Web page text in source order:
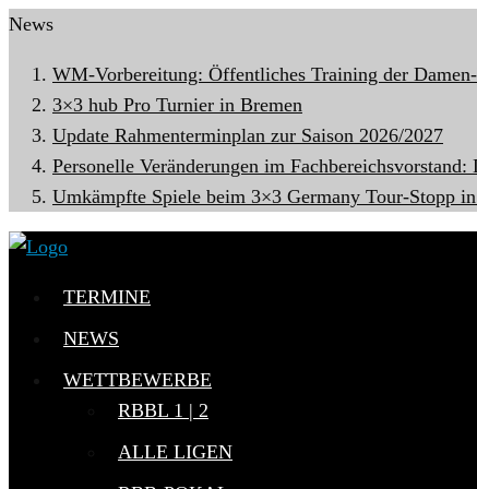
News
WM-Vorbereitung: Öffentliches Training der
3×3 hub Pro Turnier in Bremen
Update Rahmenterminplan zur Saison 2026/2027
Personelle Veränderungen im
Umkämpfte Spiele beim 3×3 Germany Tour-Stopp
TERMINE
NEWS
WETTBEWERBE
RBBL 1 | 2
ALLE LIGEN